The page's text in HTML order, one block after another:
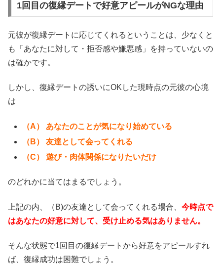
1回目の復縁デートで好意アピールがNGな理由
元彼が復縁デートに応じてくれるということは、少なくと
も「あなたに対して・拒否感や嫌悪感」を持っていないの
は確かです。
しかし、復縁デートの誘いにOKした現時点の元彼の心境
は
（A） あなたのことが気になり始めている
（B） 友達として会ってくれる
（C） 遊び・肉体関係になりたいだけ
のどれかに当てはまるでしょう。
上記の内、（B)の友達として会ってくれる場合、 今時点で
はあなたの好意に対して、受け止める気はありません。
そんな状態で1回目の復縁デートから好意をアピールすれ
ば、復縁成功は困難でしょう。